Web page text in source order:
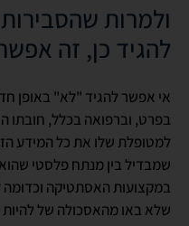
ולמרות
להגיד כן, זה
אי אפשר להגיד "לא" באופן
בפרט, וברפואה בכלל, חובתו
למטופלת שלו את כל המידע
שמבדיל בין מנתח פלסטי
במקצועות האסתטיקה וכדומה
שלא באו מהאסכולה של להיות